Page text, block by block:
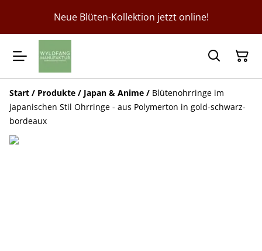
Neue Blüten-Kollektion jetzt online!
Start / Produkte / Japan & Anime / Blütenohrringe im
japanischen Stil Ohrringe - aus Polymerton in gold-schwarz-
bordeaux